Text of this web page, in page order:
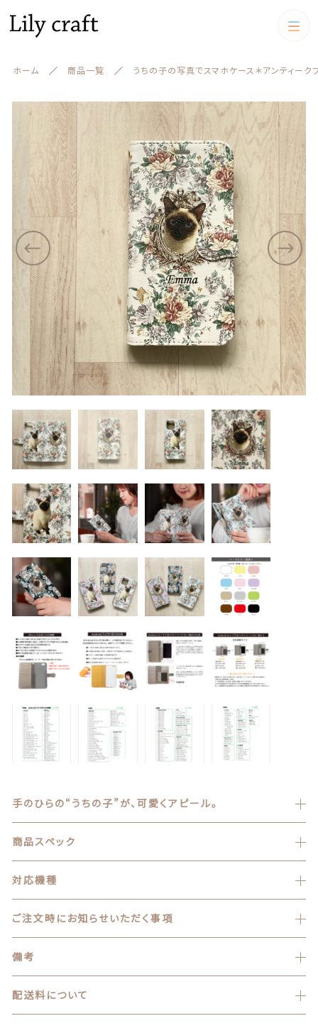
ホーム 商品一覧 うちの子の写真でスマホケース＊アンティ
手のひらの“うちの子”が、可愛くアピール。
商品スペック
対応機種
ご注文時にお知らせいただく事項
備考
配送料について
カートに商品を追加しました
＊帯付き iphone Android(カメラ穴対応あり）
ベースカラー見本１
数量
（税込）
ショッピングを続ける
カートを確認する
カテゴリー
うちの子クッション iPadケース,マルチケース
お財布
アクリルスタンド アクリル
フィギュア
カテゴリー一覧
ランキング
セール商品
新着商品
商品一覧
最近チェックした商品
注文履歴
ご利用ガイド
当店について
ブログ
よくある質問
プライバシーポリシー
すべて
うちの子クッション
スマホケース
iPadケース,マルチケース
お財布
キーケース、名刺ケース
マスク ブランケット
パスケース
キーホルダー
マグカップ、雑貨（ブリキ缶等）
アクリルスタンド アクリルフィギュア
バッグ ポーチ
うちの子写真追加、ラッピング
ラッピング
絞り込み検索
親カテゴリー
子カテゴリー
価格帯
～
その他
在庫あり セール
並び順